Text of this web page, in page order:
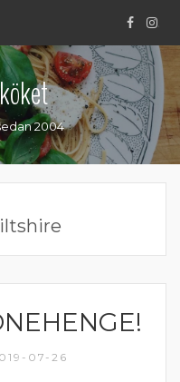
.
2004
07-26